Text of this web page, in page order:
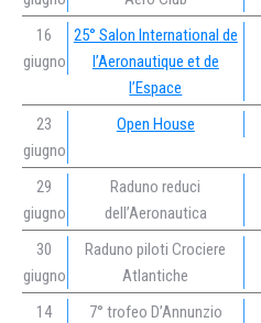
16
giugno
25° Salon International de
l’Aeronautique et de
l’Espace
23
giugno
Open House
29
giugno
Raduno reduci
dell’Aeronautica
30
giugno
Raduno piloti Crociere
Atlantiche
14
7° trofeo D’Annunzio